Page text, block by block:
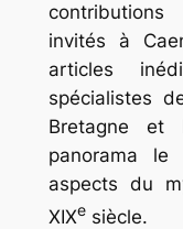
invités à
articles
spécialistes
Bretagne et
panorama le
aspects du
XIXesiècle.